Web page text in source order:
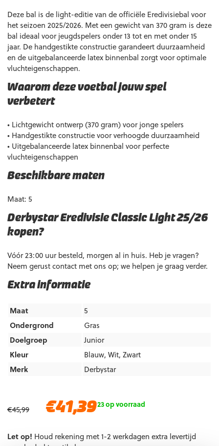
€45,99
Oorspronkelijke
€45,99.
€41,39Huidige
€41,39.
23 op voorraad
Let op! Houd rekening met 1-2 werkdagen extra levertijd
Extra informatie
Maat
5
Ondergrond
Gras
Doelgroep
Junior
Kleur
Blauw, Wit, Zwart
Merk
Derbystar
Deze bal is de light-editie van de officiële Eredivisiebal voor
het seizoen 2025/2026. Met een gewicht van 370 gram is deze
bal ideaal voor jeugdspelers onder 13 tot en met onder 15
jaar. De handgestikte constructie garandeert duurzaamheid
en de uitgebalanceerde latex binnenbal zorgt voor optimale
vluchteigenschappen.
Waarom deze voetbal jouw spel
verbetert
• Lichtgewicht ontwerp (370 gram) voor jonge spelers
• Handgestikte constructie voor verhoogde duurzaamheid
• Uitgebalanceerde latex binnenbal voor perfecte
vluchteigenschappen
Beschikbare maten
Maat: 5
Derbystar Eredivisie Classic Light 25/26
kopen?
Vóór 23:00 uur besteld, morgen al in huis. Heb je vragen?
Neem gerust contact met ons op; we helpen je graag verder.